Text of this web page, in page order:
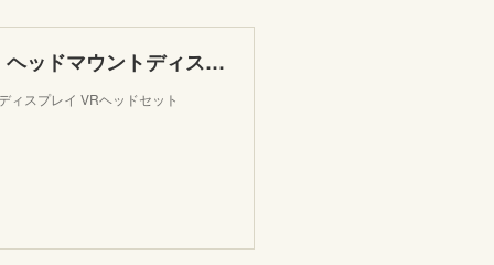
HTC Vive バーチャルリアリティ ヘッドマウントディスプレイ VRヘッドセット [並行輸入品]
ィスプレイ VRヘッドセット